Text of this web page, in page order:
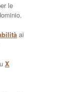
le
ai
X